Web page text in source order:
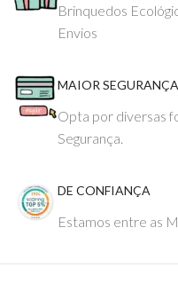
Brinquedos
Envios
MAIOR SEGURANÇA
Opta por diversas
Segurança.
DE CONFIANÇA
Estamos entre as